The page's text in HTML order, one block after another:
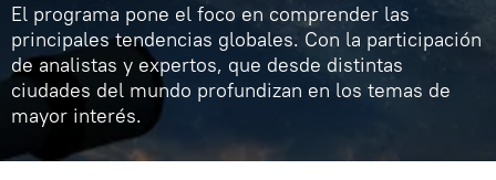
El programa pone el foco en comprender las
principales tendencias globales. Con la participación
de analistas y expertos, que desde distintas
ciudades del mundo profundizan en los temas de
mayor interés.